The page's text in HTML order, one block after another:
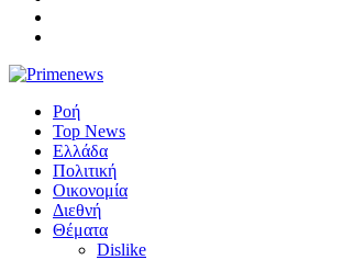
Ροή
Top News
Ελλάδα
Πολιτική
Οικονομία
Διεθνή
Θέματα
Dislike